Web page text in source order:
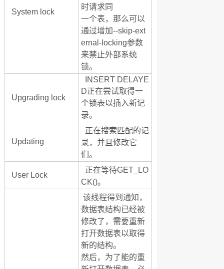
System lock
时请求同
一个表，那么可以
通过增加--skip-ext
ernal-locking参数
来禁止外部系统
锁。
Upgrading lock
INSERT DELAYE
D正在尝试取得一
个锁表以插入新记
录。
Updating
正在搜索匹配的记
录，并且修改它
们。
User Lock
正在等待GET_LO
CK()。
该线程得到通知，
数据表结构已经被
修改了，需要重新
打开数据表以取得
新的结构。
然后，为了能的重